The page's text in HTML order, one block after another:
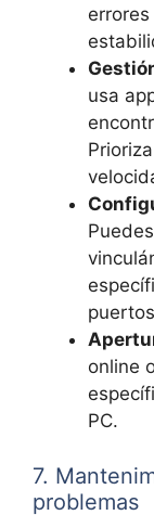
usa
online
PC.
7.
problemas